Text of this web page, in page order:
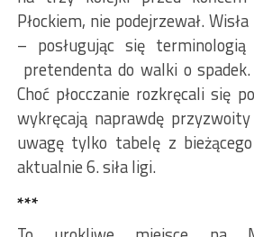
Płockiem, nie podejrzewał.
– posługując się
pretendenta do walki o
Choć płocczanie rozkręcali się
wykręcają naprawdę
uwagę tylko tabelę z
aktualnie 6. siła ligi.
***